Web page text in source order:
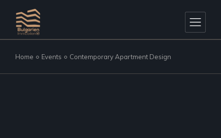
Home Events Contemporary Apartment Design